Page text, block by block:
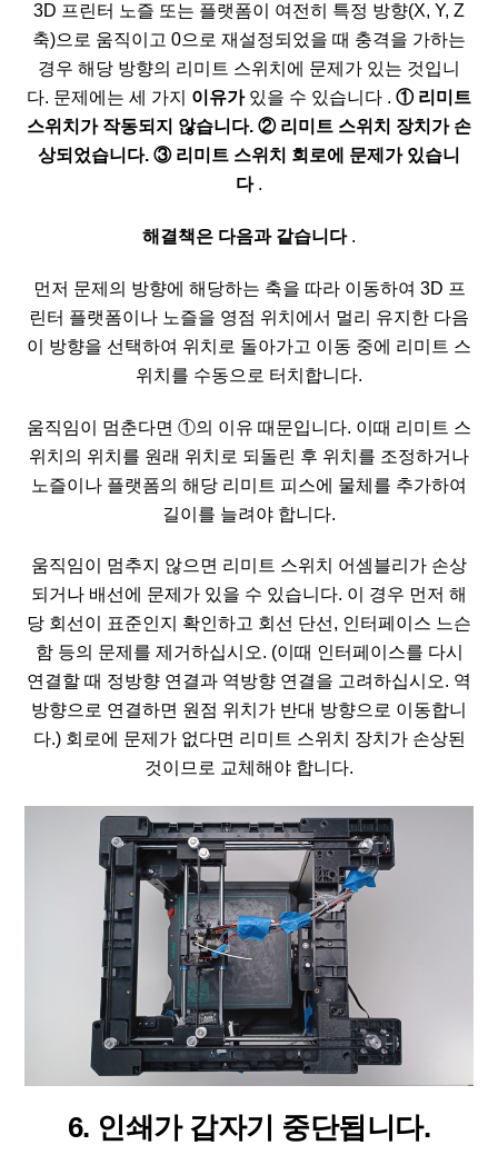
3D 프린터 노즐 또는 플랫폼이 여전히 특정 방향(X, Y, Z
축)으로 움직이고 0으로 재설정되었을 때 충격을 가하는
경우 해당 방향의 리미트 스위치에 문제가 있는 것입니
다. 문제에는 세 가지 이유가있을 수 있습니다 . ① 리미트
스위치가 작동되지 않습니다. ② 리미트 스위치 장치가 손
상되었습니다. ③ 리미트 스위치 회로에 문제가 있습니
다.
해결책은 다음과 같습니다.
먼저 문제의 방향에 해당하는 축을 따라 이동하여 3D 프
린터 플랫폼이나 노즐을 영점 위치에서 멀리 유지한 다음
이 방향을 선택하여 위치로 돌아가고 이동 중에 리미트 스
위치를 수동으로 터치합니다.
움직임이 멈춘다면 ①의 이유 때문입니다. 이때 리미트 스
위치의 위치를 ​​원래 위치로 되돌린 후 위치를 조정하거나
노즐이나 플랫폼의 해당 리미트 피스에 물체를 추가하여
길이를 늘려야 합니다.
움직임이 멈추지 않으면 리미트 스위치 어셈블리가 손상
되거나 배선에 문제가 있을 수 있습니다. 이 경우 먼저 해
당 회선이 표준인지 확인하고 회선 단선, 인터페이스 느슨
함 등의 문제를 제거하십시오. (이때 인터페이스를 다시
연결할 때 정방향 연결과 역방향 연결을 고려하십시오. 역
방향으로 연결하면 원점 위치가 반대 방향으로 이동합니
다.) 회로에 문제가 없다면 리미트 스위치 장치가 손상된
것이므로 교체해야 합니다.
6. 인쇄가 갑자기 중단됩니다.